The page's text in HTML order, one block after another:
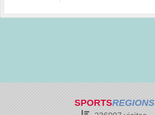
SPORTSREGIONS